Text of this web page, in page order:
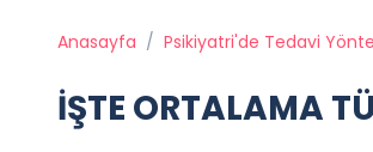
Anasayfa / Psikiyatri'de Tedavi
İŞTE ORTALAMA